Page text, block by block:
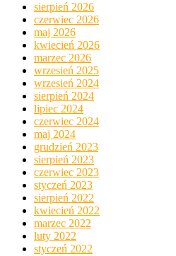
sierpień 2026
czerwiec 2026
maj 2026
kwiecień 2026
marzec 2026
wrzesień 2025
wrzesień 2024
sierpień 2024
lipiec 2024
czerwiec 2024
maj 2024
grudzień 2023
sierpień 2023
czerwiec 2023
styczeń 2023
sierpień 2022
kwiecień 2022
marzec 2022
luty 2022
styczeń 2022